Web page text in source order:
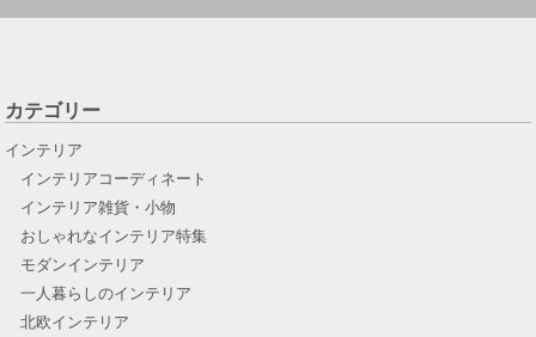
カテゴリー
インテリア
インテリアコーディネート
インテリア雑貨・小物
おしゃれなインテリア特集
モダンインテリア
一人暮らしのインテリア
北欧インテリア